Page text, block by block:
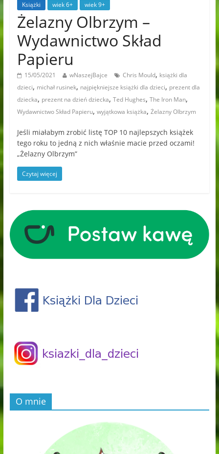
Książki wiek 6+ wiek 9+
Żelazny Olbrzym –
Wydawnictwo Skład
Papieru
15/05/2021 wNaszejBajce Chris Mould, książki dla
dzieci, michał rusinek, najpiękniejsze książki dla dzieci, prezent dla
dziecka, prezent na dzień dziecka, Ted Hughes, The Iron Man,
Wydawnictwo Skład Papieru, wyjątkowa książka, Żelazny Olbrzym
Jeśli miałabym zrobić listę TOP 10 najlepszych książek
tego roku to jedną z nich właśnie macie przed oczami!
„Żelazny Olbrzym”
Czytaj więcej
O mnie